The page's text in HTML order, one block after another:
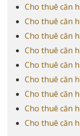
Cho thuê căn
Cho thuê căn
Cho thuê căn
Cho thuê căn
Cho thuê căn
Cho thuê căn
Cho thuê căn
Cho thuê căn
Cho thuê căn